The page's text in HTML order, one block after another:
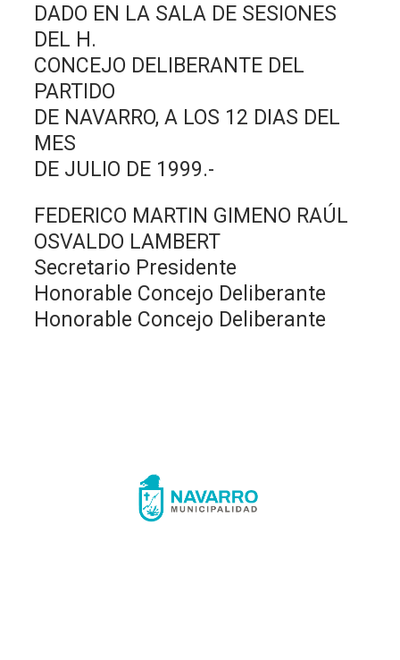
DADO EN LA SALA DE SESIONES
DEL H.
CONCEJO DELIBERANTE DEL
PARTIDO
DE NAVARRO, A LOS 12 DIAS DEL
MES
DE JULIO DE 1999.-
FEDERICO MARTIN GIMENO RAÚL
OSVALDO LAMBERT
Secretario Presidente
Honorable Concejo Deliberante
Honorable Concejo Deliberante